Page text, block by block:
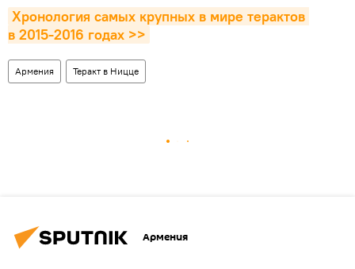
Хронология самых крупных в мире терактов
в 2015-2016 годах >>
Армения Теракт в Ницце
Армения